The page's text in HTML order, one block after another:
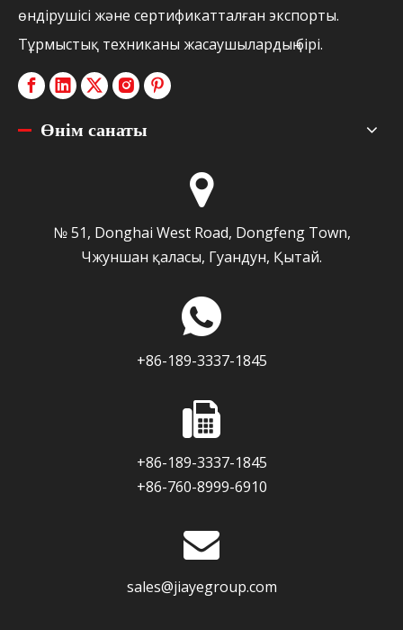
өндірушісі және сертификатталған экспорты.
Тұрмыстық техниканы жасаушылардың бірі.
Өнім санаты
№ 51, Donghai West Road, Dongfeng Town,
Чжуншан қаласы, Гуандун, Қытай.
+86-189-3337-1845
+86-189-3337-1845
+86-760-8999-6910
sales@jiayegroup.com